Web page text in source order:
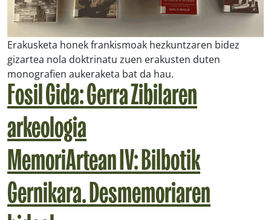
Erakusketa honek frankismoak hezkuntzaren bidez
gizartea nola doktrinatu zuen erakusten duten
monografien aukeraketa bat da hau.
Fosil Gida: Gerra Zibilaren
arkeologia
MemoriArtean IV: Bilbotik
Gernikara. Desmemoriaren